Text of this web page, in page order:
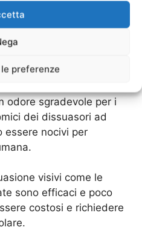
preferenze
i volatili e li
Sono efficaci e non
costosi da
odore sgradevole per i
dei dissuasori ad
essere nocivi per
visivi come le
sono efficaci e poco
costosi e richiedere